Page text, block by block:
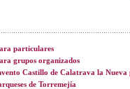
particulares
grupos organizados
Castillo de Calatrava la Nueva
de Torremejía